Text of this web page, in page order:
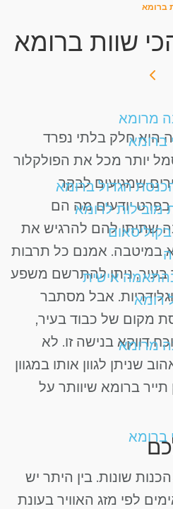
מרומא
ברומא
הגדול ברומא
מובילות לרומא
אישית
רומא
מרומא
ברומא
היא חלק בלתי נפרד
יותר מכל את הפולקלור
שמגיעים לבקר
יודעים מה הם
שתיתן להם להרגיש את
במיטבה. אמנם כל תרבות
ניתן להתרשם משפע
אבל מסתבר
מקום של כבוד בעיר,
דווקא בנישה זו. לא
שניתן לגוון אותו במגוון
תייר ברומא שיוותר על
שונות. בין היתר יש
לפי מזג האוויר בעונת